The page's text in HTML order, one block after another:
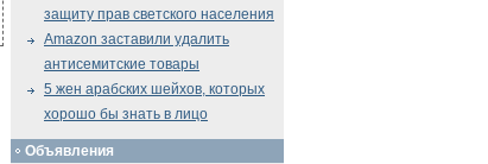
защиту прав светского населения
Amazon заставили удалить
антисемитские товары
5 жен арабских шейхов, которых
хорошо бы знать в лицо
Объявления